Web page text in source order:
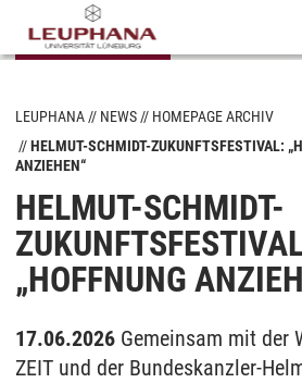
LEUPHANA NEWS
HOMEPAGE ARCHIV
HELMUT-SCHMIDT-ZUKUNFTSFESTIVAL:
ANZIEHEN“
HELMUT-SCHMIDT-
„HOFFNUNG
17.06.2026 Gemeinsam mit der
ZEIT und der Bundeskanzler-